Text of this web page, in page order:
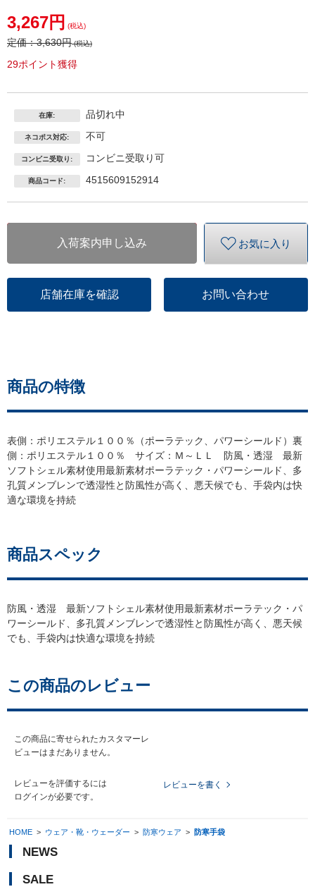
3,267円 (税込)
定価：3,630円(税込)
29ポイント獲得
在庫: 品切れ中
ネコポス対応: 不可
コンビニ受取り: コンビニ受取り可
商品コード: 4515609152914
入荷案内申し込み お気に入り
店舗在庫を確認 お問い合わせ
商品の特徴
表側：ポリエステル１００％（ポーラテック、パワーシールド）裏
側：ポリエステル１００％ サイズ：Ｍ～ＬＬ 防風・透湿 最新
ソフトシェル素材使用最新素材ポーラテック・パワーシールド、多
孔質メンブレンで透湿性と防風性が高く、悪天候でも、手袋内は快
適な環境を持続
商品スペック
防風・透湿 最新ソフトシェル素材使用最新素材ポーラテック・パ
ワーシールド、多孔質メンブレンで透湿性と防風性が高く、悪天候
でも、手袋内は快適な環境を持続
この商品のレビュー
この商品に寄せられたカスタマーレ
ビューはまだありません。
レビューを評価するには
ログインが必要です。
レビューを書く
HOME > ウェア・靴・ウェーダー > 防寒ウェア > 防寒手袋
NEWS
SALE